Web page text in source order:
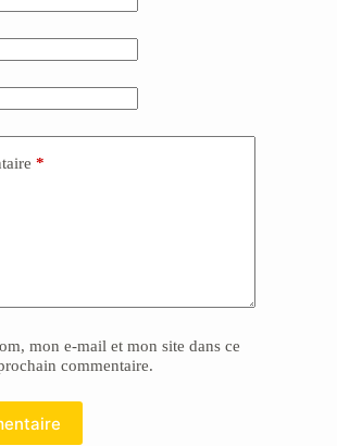
*
mon e-mail et mon site dans ce
commentaire.